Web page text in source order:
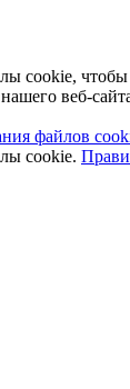
cookie, чтобы
веб-
файлов
cookie.